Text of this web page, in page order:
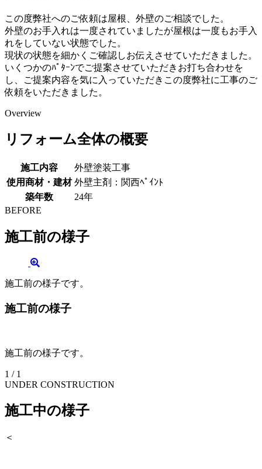
この度弊社へのご依頼は屋根、外壁のご相談でした。
外壁のお手入れは一度されていましたが屋根は一度もお手入
れをしていない状態でした。
現状の状態を細かくご確認しお伝えさせていただきました。
いくつかのﾊﾟﾀｰﾝでご提案させていただきお打ち合わせを
し、ご提案内容を気に入っていただきこの度弊社に工事のご
依頼をいただきました。
Overview
リフォーム全体の概要
施工内容
外壁塗装工事
使用商材・建材 外壁主剤：関西ﾍﾟｲﾝﾄ
築年数
24年
BEFORE
施工前の様子
施工前の様子です。
施工前の様子
施工前の様子です。
1 / 1
UNDER CONSTRUCTION
施工中の様子
＜